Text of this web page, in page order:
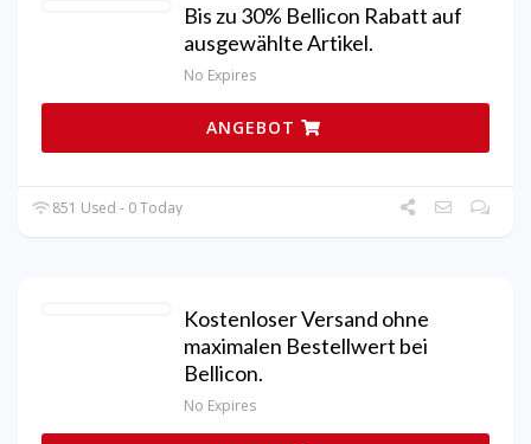
Bis zu 30% Bellicon Rabatt auf
ausgewählte Artikel.
No Expires
ANGEBOT
851 Used - 0 Today
Kostenloser Versand ohne
maximalen Bestellwert bei
Bellicon.
No Expires